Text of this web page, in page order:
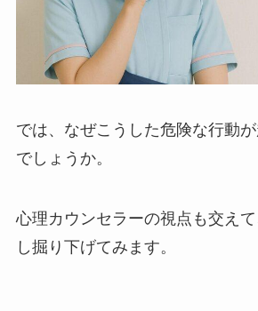
では、なぜこうした危険な行動
でしょうか。
心理カウンセラーの視点も交え
し掘り下げてみます。